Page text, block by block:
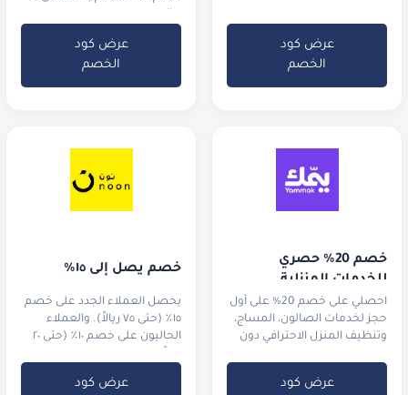
عرض كود
الخصم
عرض كود
الخصم
خصم 20% حصري
للخدمات المنزلية
احصلي على خصم 20% على أول
حجز لخدمات الصالون، المساج،
وتنظيف المنزل الاحترافي دون
عرض كود
خصم يصل إلى ١٥٪
يحصل العملاء الجدد على خصم
١٥٪ (حتى ٧٥ ريالاً). والعملاء
الحاليون على خصم ١٠٪ (حتى ٢٠
عرض كود